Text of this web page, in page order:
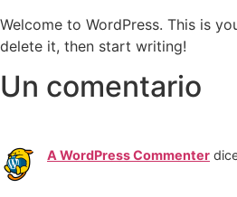
Welcome to WordPress. This is
delete it, then start writing!
Un comentario
A WordPress Commenter